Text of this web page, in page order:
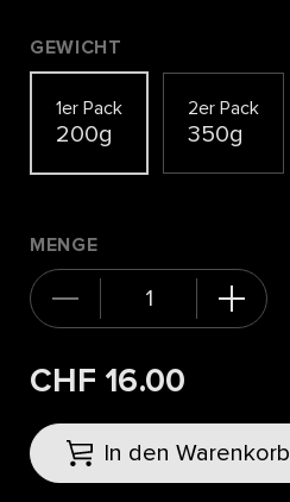
GEWICHT
1er Pack
200g
2er Pack
350g
MENGE
CHF 16.00
In den Warenkorb